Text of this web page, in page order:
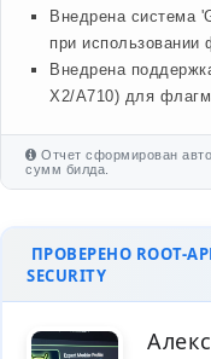
Внедрена система
при использовании
Внедрена
X2/A710) для
Отчет сформирован
сумм билда.
ПРОВЕРЕНО ROOT-
SECURITY